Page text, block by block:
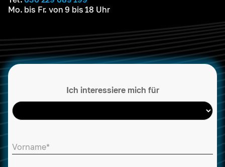
Mo. bis Fr. von 9 bis 18 Uhr
Ich interessiere mich für